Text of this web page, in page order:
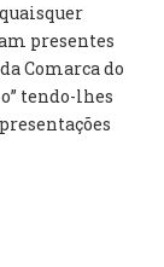
quaisquer
presentes
Comarca do
tendo-lhes